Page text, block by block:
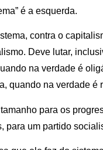
é a esquerda.
contra o
Deve lutar,
na verdade é
quando na verdade é
para os
para um partido